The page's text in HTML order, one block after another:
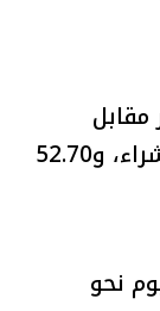
الجنيه اليوم السبت 52.60 جنيه للشراء، و52.70
نحو